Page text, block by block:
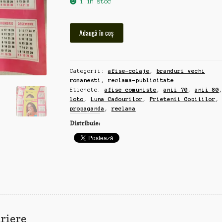
Loto,
Luna
Cadourilor,
Prietenii
Copiiilor,
anii
70-
Adaugă în coș
Categorii:afise-colaje ,
branduri vechi
romanesti , reclama-publicitate
Etichete:afise comuniste ,anii 70 ,anii 80 ,
loto , Luna Cadourilor , Prietenii Copiiilor ,
propaganda , reclama
Distribuie: